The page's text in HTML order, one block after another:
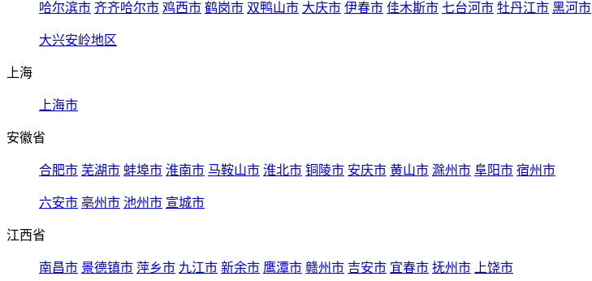
哈尔滨市 齐齐哈尔市 鸡西市 鹤岗市 双鸭山市 大庆市 伊春市 佳木斯市 七台河市 牡丹江市 黑河市
大兴安岭地区
上海
上海市
安徽省
合肥市 芜湖市 蚌埠市 淮南市 马鞍山市 淮北市 铜陵市 安庆市 黄山市 滁州市 阜阳市 宿州市
六安市 亳州市 池州市 宣城市
江西省
南昌市 景德镇市 萍乡市 九江市 新余市 鹰潭市 赣州市 吉安市 宜春市 抚州市 上饶市